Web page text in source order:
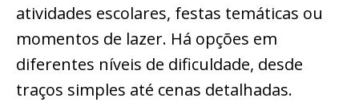
atividades escolares, festas temáticas ou
momentos de lazer. Há opções em
diferentes níveis de dificuldade, desde
traços simples até cenas detalhadas.